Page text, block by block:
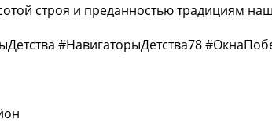
строя и преданностью традициям
#НавигаторыДетства78